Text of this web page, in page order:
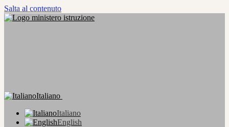
Salta al contenuto
Italiano
Italiano
English